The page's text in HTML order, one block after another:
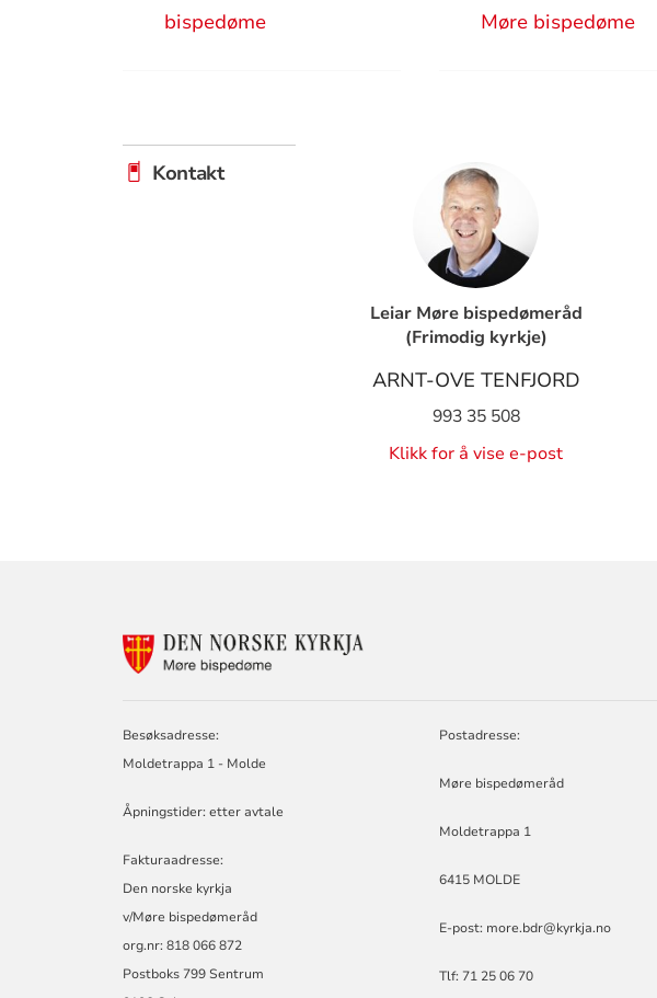
bispedøme
Møre bispedøme
Kontakt
Leiar Møre bispedømeråd
(Frimodig kyrkje)
ARNT-OVE TENFJORD
993 35 508
Klikk for å vise e-post
KONTAKTINFORMASJON
Besøksadresse:
Moldetrappa 1 - Molde
Åpningstider: etter avtale
Fakturaadresse:
Den norske kyrkja
v/Møre bispedømeråd
org.nr: 818 066 872
Postboks 799 Sentrum
Postadresse:
Møre bispedømeråd
Moldetrappa 1
6415 MOLDE
E-post: more.bdr@kyrkja.no
Tlf: 71 25 06 70